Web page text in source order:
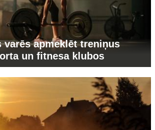
varēs apmeklēt treniņus
un fitnesa klubos